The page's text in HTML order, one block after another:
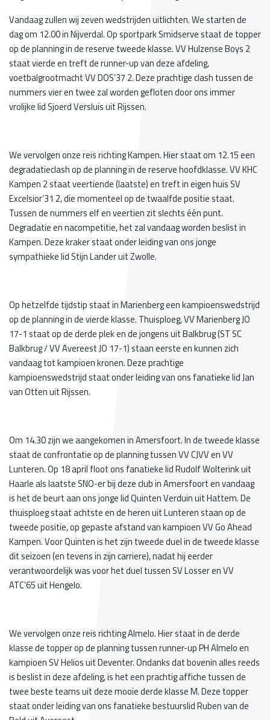
Vandaag zullen wij zeven wedstrijden uitlichten. We starten de
dag om 12.00 in Nijverdal. Op sportpark Smidserve staat de topper
op de planning in de reserve tweede klasse. VV Hulzense Boys 2
staat vierde en treft de runner-up van deze afdeling,
voetbalgrootmacht VV DOS’37 2. Deze prachtige clash tussen de
nummers vier en twee zal worden gefloten door ons immer
vrolijke lid Sjoerd Versluis uit Rijssen.
We vervolgen onze reis richting Kampen. Hier staat om 12.15 een
degradatieclash op de planning in de reserve hoofdklasse. VV KHC
Kampen 2 staat veertiende (laatste) en treft in eigen huis SV
Excelsior’31 2, die momenteel op de twaalfde positie staat.
Tussen de nummers elf en veertien zit slechts één punt.
Degradatie en nacompetitie, het zal vandaag worden beslist in
Kampen. Deze kraker staat onder leiding van ons jonge
sympathieke lid Stijn Lander uit Zwolle.
Op hetzelfde tijdstip staat in Marienberg een kampioenswedstrijd
op de planning in de vierde klasse. Thuisploeg, VV Marienberg JO
17-1 staat op de derde plek en de jongens uit Balkbrug (ST SC
Balkbrug / VV Avereest JO 17-1) staan eerste en kunnen zich
vandaag tot kampioen kronen. Deze prachtige
kampioenswedstrijd staat onder leiding van ons fanatieke lid Jan
van Otten uit Rijssen.
Om 14.30 zijn we aangekomen in Amersfoort. In de tweede klasse
staat de confrontatie op de planning tussen VV CJVV en VV
Lunteren. Op 18 april floot ons fanatieke lid Rudolf Wolterink uit
Haarle als laatste SNO-er bij deze club in Amersfoort en vandaag
is het de beurt aan ons jonge lid Quinten Verduin uit Hattem. De
thuisploeg staat achtste en de heren uit Lunteren staan op de
tweede positie, op gepaste afstand van kampioen VV Go Ahead
Kampen. Voor Quinten is het zijn tweede duel in de tweede klasse
dit seizoen (en tevens in zijn carriere), nadat hij eerder
verantwoordelijk was voor het duel tussen SV Losser en VV
ATC’65 uit Hengelo.
We vervolgen onze reis richting Almelo. Hier staat in de derde
klasse de topper op de planning tussen runner-up PH Almelo en
kampioen SV Helios uit Deventer. Ondanks dat bovenin alles reeds
is beslist in deze afdeling, is het een prachtig affiche tussen de
twee beste teams uit deze mooie derde klasse M. Deze topper
staat onder leiding van ons fanatieke bestuurslid Ruben van de